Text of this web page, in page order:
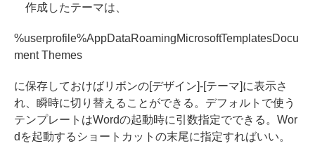
作成したテーマは、
%userprofile%AppDataRoamingMicrosoftTemplatesDocu
ment Themes
に保存しておけばリボンの[デザイン]-[テーマ]に表示さ
れ、瞬時に切り替えることができる。デフォルトで使う
テンプレートはWordの起動時に引数指定でできる。Wor
dを起動するショートカットの末尾に指定すればいい。